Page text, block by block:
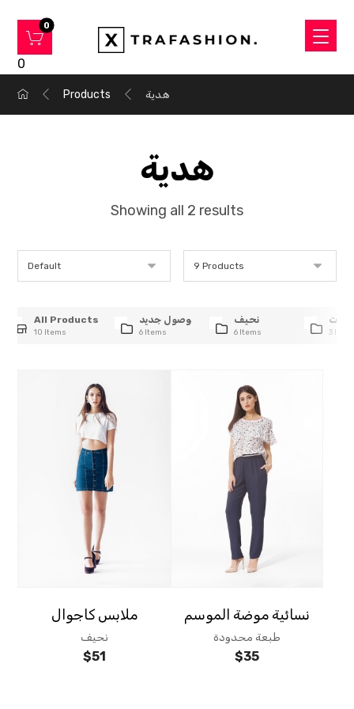
0
Products هدية
هدية
Showing all 2 results
All Products
10 Items
وصول جديد
6 Items
نحيف
6 Items 3
ملابس كاجوال
نحيف
$51
نسائية موضة الموسم
طبعة محدودة
$35